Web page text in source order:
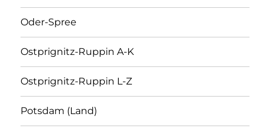
Oder-Spree
Ostprignitz-Ruppin A-K
Ostprignitz-Ruppin L-Z
Potsdam (Land)